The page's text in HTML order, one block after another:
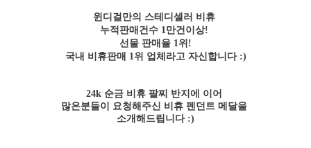
윈디걸만의 스테디셀러 비휴
누적판매건수 1만건이상!
선물 판매율 1위!
국내 비휴판매 1위 업체라고 자신합니다 :)
24k 순금 비휴 팔찌 반지에 이어
많은분들이 요청해주신 비휴 펜던트 메달을
소개해드립니다 :)